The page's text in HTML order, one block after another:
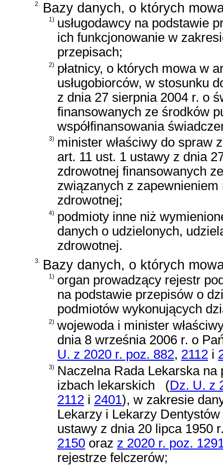
2. Bazy danych, o których
1) usługodawcy na podstawie
ich funkcjonowanie w
przepisach;
2) płatnicy, o których mowa w
usługobiorców, w stosunku
z dnia 27 sierpnia 2004 r. o
finansowanych ze środków
współfinansowania
3) minister właściwy do spraw
art. 11 ust. 1 ustawy z dnia
zdrowotnej finansowanych
związanych z
zdrowotnej;
4) podmioty inne niż
danych o udzielonych,
zdrowotnej.
3. Bazy danych, o których
1) organ prowadzący rejestr
na podstawie przepisów o
podmiotów wykonujących
2) wojewoda i minister
dnia 8 września 2006 r. o
U. z 2020 r. poz. 882, 2112 i
3) Naczelna Rada Lekarska
izbach lekarskich
(Dz. U. z
2112 i 2401), w zakresie
Lekarzy i Lekarzy
ustawy z dnia 20 lipca 1950
2150 oraz z 2020 r. poz.
rejestrze felczerów;